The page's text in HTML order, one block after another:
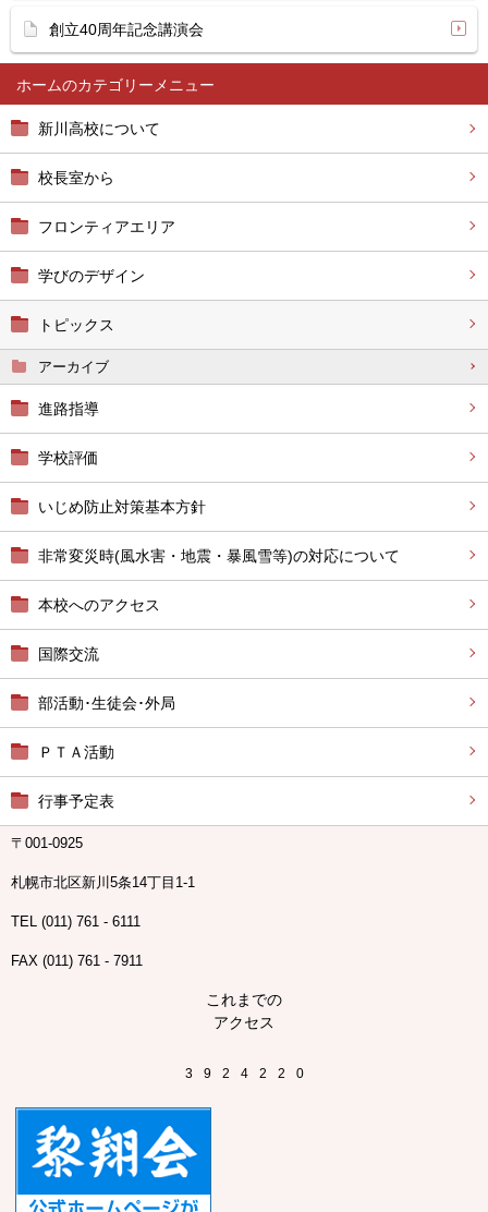
ホーム
新川高校について
校長室から
フロンティアエリア
学びのデザイン
トピックス
アーカイブ
進路指導
学校評価
いじめ防止対策基本方針
非常変災時(風水害・地震・暴風雪等)の対応について
本校へのアクセス
国際交流
部活動･生徒会･外局
ＰＴＡ活動
行事予定表
〒001-0925
札幌市北区新川5条14丁目1-1
TEL (011) 761 - 6111
FAX (011) 761 - 7911
これまでの
アクセス
3 9 2 4 2 2 0
創立40周年記念講演会